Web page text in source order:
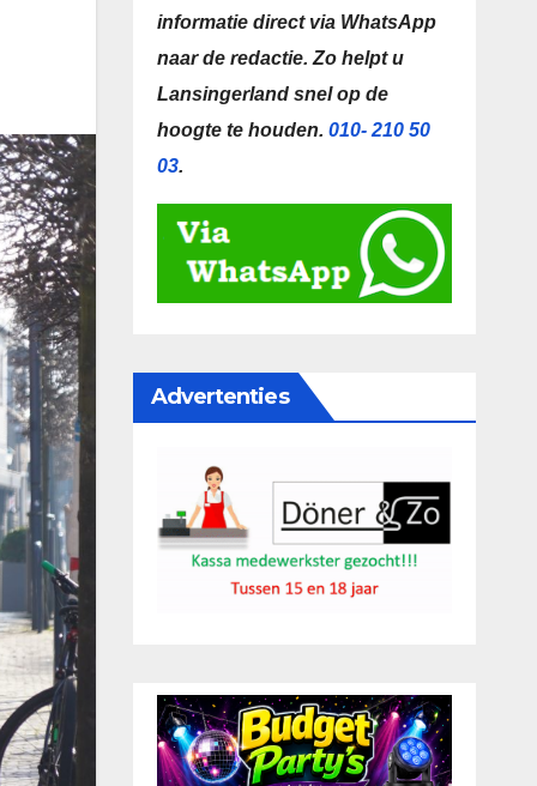
informatie direct via WhatsApp
naar de redactie. Zo helpt u
Lansingerland snel op de
hoogte te houden. 010- 210 50
03.
Advertenties